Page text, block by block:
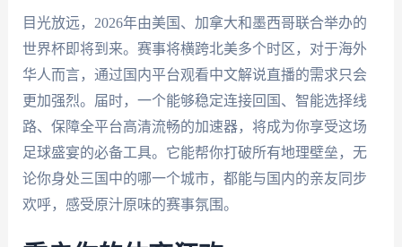
目光放远，2026年由美国、加拿大和墨西哥联合举办的
世界杯即将到来。赛事将横跨北美多个时区，对于海外
华人而言，通过国内平台观看中文解说直播的需求只会
更加强烈。届时，一个能够稳定连接回国、智能选择线
路、保障全平台高清流畅的加速器，将成为你享受这场
足球盛宴的必备工具。它能帮你打破所有地理壁垒，无
论你身处三国中的哪一个城市，都能与国内的亲友同步
欢呼，感受原汁原味的赛事氛围。